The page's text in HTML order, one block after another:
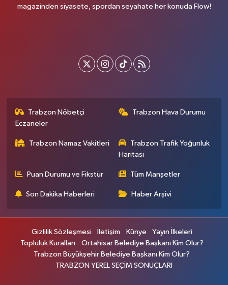
magazinden siyasete, spordan seyahate her konuda Flow!
Trabzon Nöbetçi
Eczaneler
Trabzon Hava Durumu
Trabzon Namaz Vakitleri
Trabzon Trafik Yoğunluk
Haritası
Puan Durumu ve Fikstür Tüm Manşetler
Son Dakika Haberleri Haber Arşivi
Gizlilik Sözleşmesi İletişim Künye
Yayın İlkeleri
Topluluk Kuralları
Ortahisar Belediye Başkanı Kim Olur?
Trabzon Büyükşehir Belediye Başkanı Kim Olur?
TRABZON YEREL SEÇİM SONUÇLARI